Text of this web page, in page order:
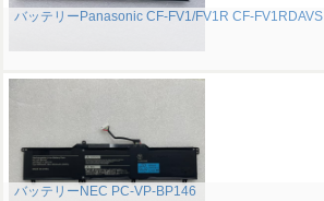
バッテリーPanasonic CF-FV1/FV1R CF-FV1RDAVS
バッテリーNEC PC-VP-BP146